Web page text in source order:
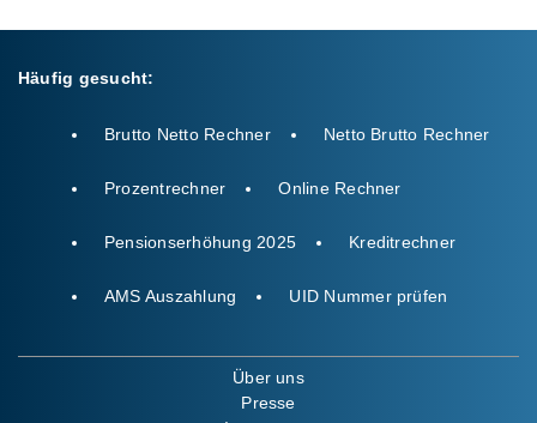
Häufig gesucht:
Brutto Netto Rechner Netto Brutto Rechner
Prozentrechner Online Rechner
Pensionserhöhung 2025 Kreditrechner
AMS Auszahlung UID Nummer prüfen
Über uns
Presse